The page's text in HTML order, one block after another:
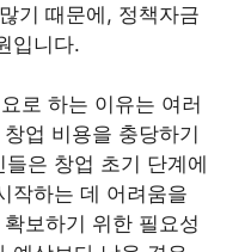
기 때문에, 정책자금
입니다.
로 하는 이유는 여러
업 비용을 충당하기
은 창업 초기 단계에
작하는 데 어려움을
보하기 위한 필요성